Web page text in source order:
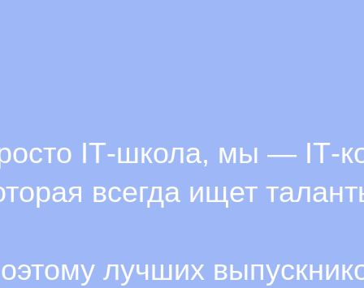
ІТ-школа, мы — ІТ-
всегда ищет
лучших